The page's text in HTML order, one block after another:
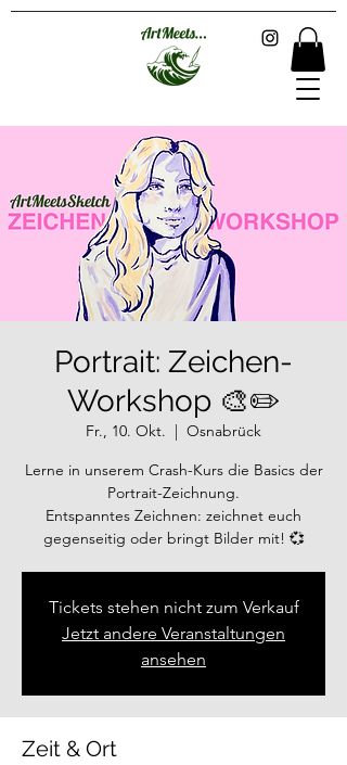
Portrait: Zeichen-
Workshop 🎨✏️
Fr., 10. Okt.
  |
Osnabrück
Lerne in unserem Crash-Kurs die Basics der
Portrait-Zeichnung.
Entspanntes Zeichnen: zeichnet euch
gegenseitig oder bringt Bilder mit! 💞
Tickets stehen nicht zum Verkauf
Jetzt andere Veranstaltungen
ansehen
Zeit & Ort